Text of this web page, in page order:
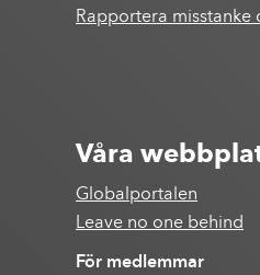
Rapportera misstanke
Våra
Globalportalen
Leave no one behind
För medlemmar